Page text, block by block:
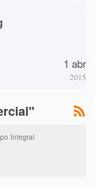
1 abr
2015
Integral